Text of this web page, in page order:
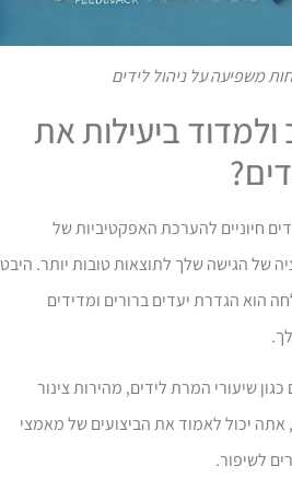
משפיעה על ניהול לידים
ביעילות את
חיוניים להערכת האפקטיביות של
של הגישה שלך לתוצאות טובות יותר. היבט
הגדרת יעדים ברורים ומדידים
שיעורי המרת לידים, מהירות צינור
יכול לאמוד את הביצועים של מאמצי
לשיפור.